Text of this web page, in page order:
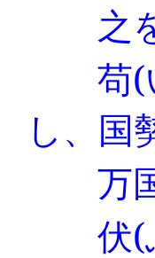
之を
苟(
し、国
万国
伏(